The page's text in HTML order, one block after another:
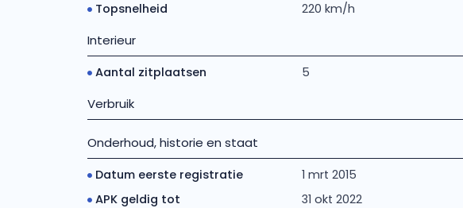
Topsnelheid
220 km/h
Interieur
Aantal zitplaatsen 5
Verbruik
Onderhoud, historie en staat
Datum eerste registratie 1 mrt 2015
APK geldig tot
31 okt 2022